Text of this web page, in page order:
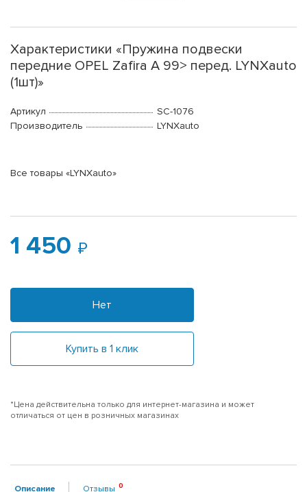
Характеристики «Пружина подвески
передние OPEL Zafira A 99> перед. LYNXauto
(1шт)»
Артикул
SC-1076
Производитель
LYNXauto
Все товары «LYNXauto»
1 450
Нет
Купить в 1 клик
*Цена действительна только для интернет-магазина и может
отличаться от цен в розничных магазинах
Описание Отзывы